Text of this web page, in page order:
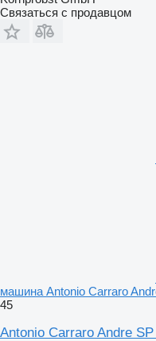
Связаться с продавцом
машина Antonio Carraro
45
Antonio Carraro Andre